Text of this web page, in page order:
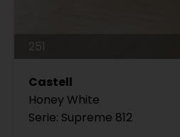
251
Castell
Honey White
Serie: Supreme 812